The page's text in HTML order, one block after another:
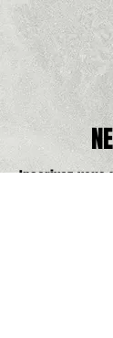
Inscrivez-vous